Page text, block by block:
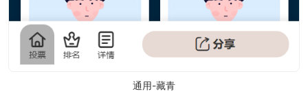
通用-藏青